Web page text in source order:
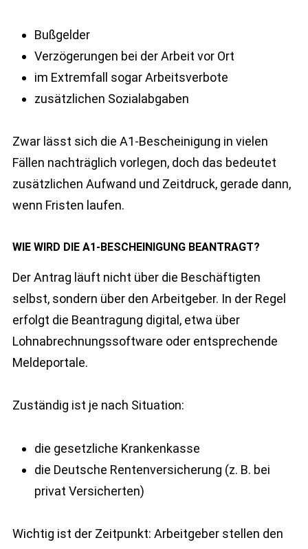
Bußgelder
Verzögerungen bei der Arbeit vor Ort
im Extremfall sogar Arbeitsverbote
zusätzlichen Sozialabgaben
Zwar lässt sich die A1-Bescheinigung in vielen
Fällen nachträglich vorlegen, doch das bedeutet
zusätzlichen Aufwand und Zeitdruck, gerade dann,
wenn Fristen laufen.
WIE WIRD DIE A1-BESCHEINIGUNG BEANTRAGT?
Der Antrag läuft nicht über die Beschäftigten
selbst, sondern über den Arbeitgeber. In der Regel
erfolgt die Beantragung digital, etwa über
Lohnabrechnungssoftware oder entsprechende
Meldeportale.
Zuständig ist je nach Situation:
die gesetzliche Krankenkasse
die Deutsche Rentenversicherung (z. B. bei
privat Versicherten)
Wichtig ist der Zeitpunkt: Arbeitgeber stellen den